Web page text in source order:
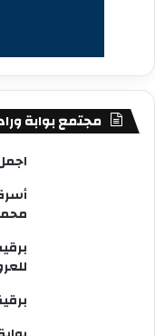
مجتمع بوابة